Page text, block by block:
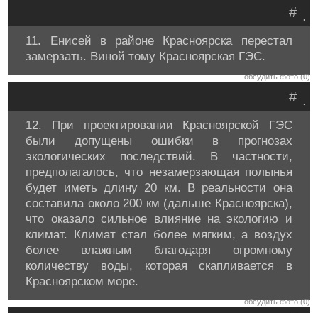
.
#
11. Енисей в районе Красноярска перестал
замерзать. Виной тому Красноярская ГЭС.
обсудить фото (0)
.
#
12. При проектировании Красноярской ГЭС
были допущены ошибки в прогнозах
экологических последствий. В частности,
предполагалось, что незамерзающая полынья
будет иметь длину 20 км. В реальности она
составила около 200 км (дальше Красноярска),
что оказало сильное влияние на экологию и
климат. Климат стал более мягким, а воздух
более влажным благодаря огромному
количеству воды, которая скапливается в
Красноярском море.
обсудить фото (0)